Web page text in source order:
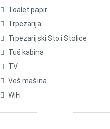
Toalet papir
Trpezarija
Trpezarijski Sto i Stolice
Tuš kabina
TV
Veš mašina
WiFi